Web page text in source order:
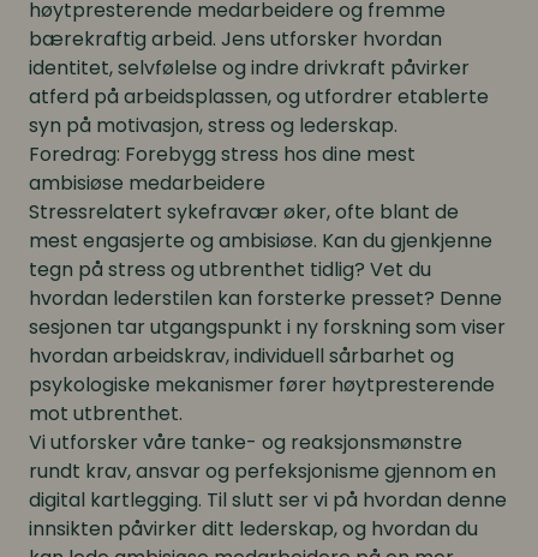
høytpresterende medarbeidere og fremme
bærekraftig arbeid. Jens utforsker hvordan
identitet, selvfølelse og indre drivkraft påvirker
atferd på arbeidsplassen, og utfordrer etablerte
syn på motivasjon, stress og lederskap.
Foredrag: Forebygg stress hos dine mest
ambisiøse medarbeidere
Stressrelatert sykefravær øker, ofte blant de
mest engasjerte og ambisiøse. Kan du gjenkjenne
tegn på stress og utbrenthet tidlig? Vet du
hvordan lederstilen kan forsterke presset? Denne
sesjonen tar utgangspunkt i ny forskning som viser
hvordan arbeidskrav, individuell sårbarhet og
psykologiske mekanismer fører høytpresterende
mot utbrenthet.
Vi utforsker våre tanke- og reaksjonsmønstre
rundt krav, ansvar og perfeksjonisme gjennom en
digital kartlegging. Til slutt ser vi på hvordan denne
innsikten påvirker ditt lederskap, og hvordan du